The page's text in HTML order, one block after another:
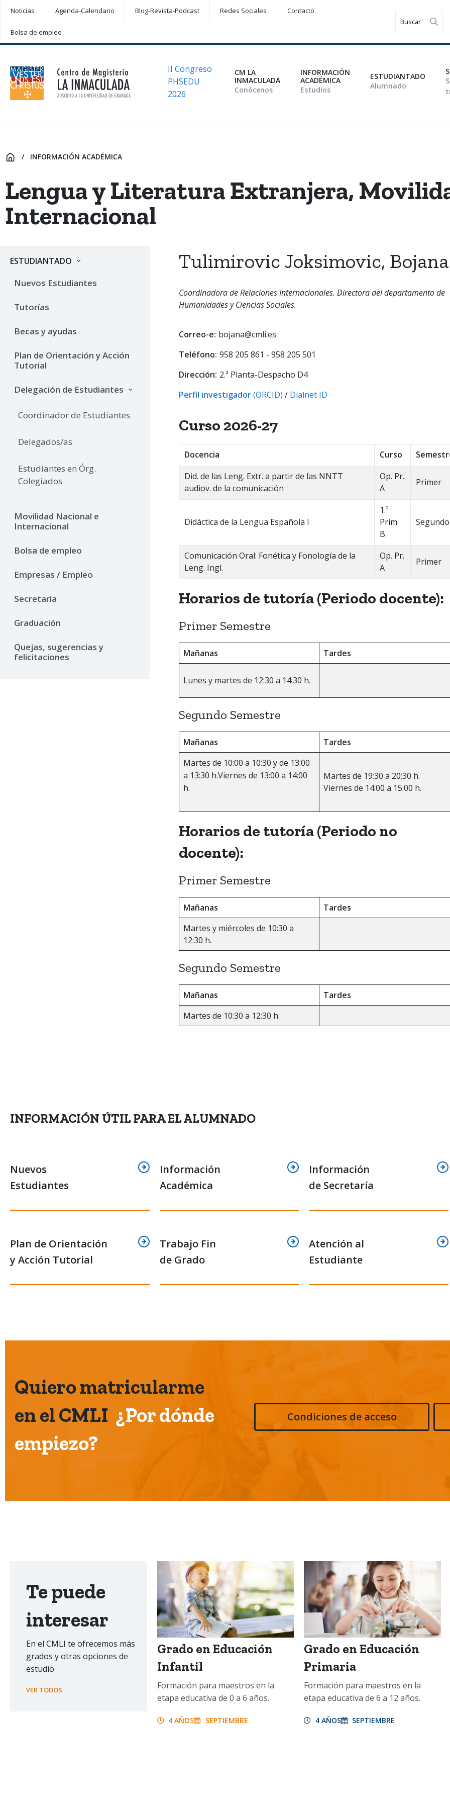
Noticias Agenda-Calendario Blog-Revista-Podcast Redes Sociales Contacto
Bolsa de empleo
II Congreso
PHSEDU
2026
CM LA
INMACULADA
Conócenos
INFORMACIÓN
ACADÉMICA
Estudios
ESTUDIANTADO
Alumnado
INICIO
INFORMACIÓN ACADÉMICA
Lengua y Literatura Extranjera,
Internacional
ESTUDIANTADO
Nuevos Estudiantes
Tutorías
Becas y ayudas
Plan de Orientación y Acción
Tutorial
Delegación de Estudiantes
Coordinador de Estudiantes
Delegados/as
Estudiantes en Órg.
Colegiados
Movilidad Nacional e
Internacional
Bolsa de empleo
Empresas / Empleo
Secretaría
Graduación
Quejas, sugerencias y
felicitaciones
Tulimirovic Joksimovic, Bojana
Coordinadora de Relaciones Internacionales. Directora del departamento de
Humanidades y Ciencias Sociales.
Correo-e: bojana@cmli.es
Teléfono: 958 205 861 - 958 205 501
Dirección: 2.ª Planta-Despacho D4
Perfil investigador(ORCID) / Dialnet ID
Curso 2026-27
Docencia Curso
Did. de las Leng. Extr. a partir de las NNTT
audiov. de la comunicación
Op. Pr.
A
Primer
Didáctica de la Lengua Española I
1.º
Prim.
B
Segundo
Comunicación Oral: Fonética y Fonología de la
Leng. Ingl.
Op. Pr.
A
Primer
Horarios de tutoría (Periodo docente):
Primer Semestre
Mañanas Tardes
Lunes y martes de 12:30 a 14:30 h.
Segundo Semestre
Mañanas
Tardes
Martes de 10:00 a 10:30 y de 13:00
a 13:30 h.Viernes de 13:00 a 14:00
h.
Martes de 19:30 a 20:30 h.
Viernes de 14:00 a 15:00 h.
Horarios de tutoría (Periodo no
docente):
Primer Semestre
Mañanas
Tardes
Martes y miércoles de 10:30 a
12:30 h.
Segundo Semestre
Mañanas
Tardes
Martes de 10:30 a 12:30 h.
INFORMACIÓN ÚTIL PARA EL ALUMNADO
Nuevos
Estudiantes
Información
Académica
Información
de Secretaría
Plan de Orientación
y Acción Tutorial
Trabajo Fin
de Grado
Atención al
Estudiante
Quiero matricularme
en el CMLI ¿Por dónde
empiezo?
Condiciones de acceso
Te puede
interesar
En el CMLI te ofrecemos más
grados y otras opciones de
estudio
VER TODOS
Grado en Educación
Infantil
Formación para maestros en la
etapa educativa de 0 a 6 años.
4 AÑOS SEPTIEMBRE
Grado en Educación
Primaria
Formación para maestros en la
etapa educativa de 6 a 12 años.
4 AÑOS SEPTIEMBRE